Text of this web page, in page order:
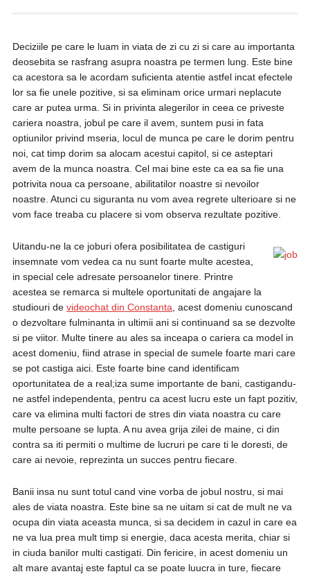
Deciziile pe care le luam in viata de zi cu zi si care au importanta
deosebita se rasfrang asupra noastra pe termen lung. Este bine
ca acestora sa le acordam suficienta atentie astfel incat efectele
lor sa fie unele pozitive, si sa eliminam orice urmari neplacute
care ar putea urma. Si in privinta alegerilor in ceea ce priveste
cariera noastra, jobul pe care il avem, suntem pusi in fata
optiunilor privind mseria, locul de munca pe care le dorim pentru
noi, cat timp dorim sa alocam acestui capitol, si ce asteptari
avem de la munca noastra. Cel mai bine este ca ea sa fie una
potrivita noua ca persoane, abilitatilor noastre si nevoilor
noastre. Atunci cu siguranta nu vom avea regrete ulterioare si ne
vom face treaba cu placere si vom observa rezultate pozitive.
Uitandu-ne la ce joburi ofera posibilitatea de castiguri
insemnate vom vedea ca nu sunt foarte multe acestea,
in special cele adresate persoanelor tinere. Printre
acestea se remarca si multele oportunitati de angajare la
studiouri de videochat din Constanta , acest domeniu cunoscand
o dezvoltare fulminanta in ultimii ani si continuand sa se dezvolte
si pe viitor. Multe tinere au ales sa inceapa o cariera ca model in
acest domeniu, fiind atrase in special de sumele foarte mari care
se pot castiga aici. Este foarte bine cand identificam
oportunitatea de a real;iza sume importante de bani, castigandu-
ne astfel independenta, pentru ca acest lucru este un fapt pozitiv,
care va elimina multi factori de stres din viata noastra cu care
multe persoane se lupta. A nu avea grija zilei de maine, ci din
contra sa iti permiti o multime de lucruri pe care ti le doresti, de
care ai nevoie, reprezinta un succes pentru fiecare.
Banii insa nu sunt totul cand vine vorba de jobul nostru, si mai
ales de viata noastra. Este bine sa ne uitam si cat de mult ne va
ocupa din viata aceasta munca, si sa decidem in cazul in care ea
ne va lua prea mult timp si energie, daca acesta merita, chiar si
in ciuda banilor multi castigati. Din fericire, in acest domeniu un
alt mare avantaj este faptul ca se poate luucra in ture, fiecare